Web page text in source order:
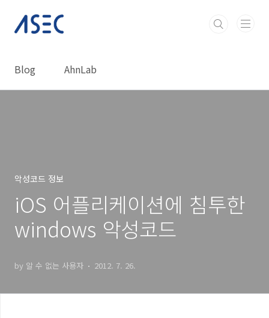
Blog AhnLab
악성코드 정보
iOS 어플리케이션에 침투한
windows 악성코드
by 알 수 없는 사용자 2012. 7. 26.